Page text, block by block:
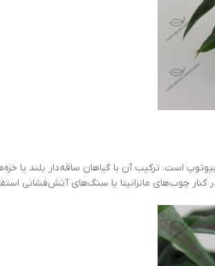
با گیاهان ساقه‌دار بلند یا خزه‌های آبی، تضاد
یا سنگ‌های آتش‌فشانی استفاده کرد.